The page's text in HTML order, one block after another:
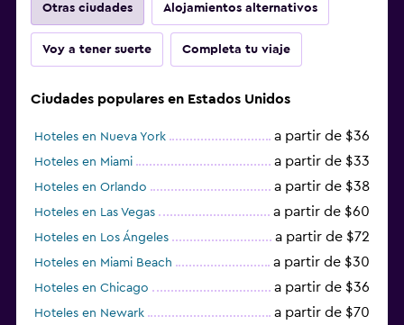
Otras ciudades Alojamientos alternativos
Voy a tener suerte Completa tu viaje
Ciudades populares en Estados Unidos
Hoteles en Nueva York a partir de $36
Hoteles en Miami a partir de $33
Hoteles en Orlando a partir de $38
Hoteles en Las Vegas a partir de $60
Hoteles en Los Ángeles a partir de $72
Hoteles en Miami Beach a partir de $30
Hoteles en Chicago a partir de $36
Hoteles en Newark a partir de $70